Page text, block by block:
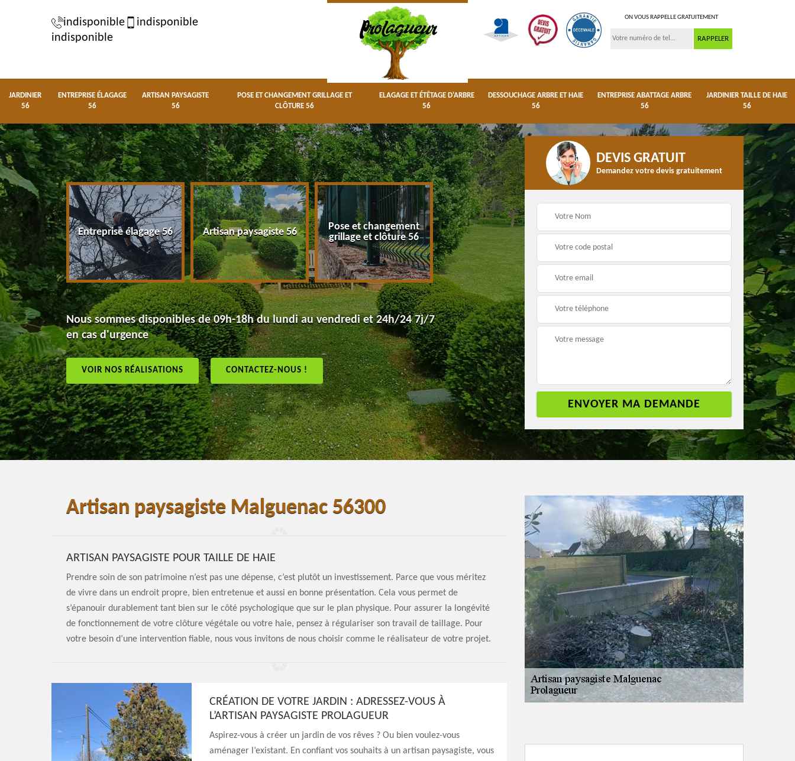
indisponible
indisponible
indisponible
ON VOUS RAPPELLE GRATUITEMENT
JARDINIER
56
ENTREPRISE ÉLAGAGE
56
ARTISAN PAYSAGISTE
56
POSE ET CHANGEMENT GRILLAGE ET
CLÔTURE 56
ELAGAGE ET ÉTÊTAGE D'ARBRE
56
DESSOUCHAGE ARBRE ET HAIE
56
ENTREPRISE ABATTAGE ARBRE
56
JARDINIER TAILLE DE HAIE
56
56 Entreprise élagage 56 Artisan paysagiste 56
Pose et changement
grillage et clôture 56
Elagage et étêtage
d'arbre 56
haie 56
Entreprise abattage
arbre 56
Nous sommes disponibles de 09h-18h du lundi au vendredi et 24h/24 7j/7
en cas d'urgence
VOIR NOS RÉALISATIONS CONTACTEZ-NOUS !
DEVIS GRATUIT
Demandez votre devis gratuitement
Artisan paysagiste Malguenac 56300
ARTISAN PAYSAGISTE POUR TAILLE DE HAIE
Prendre soin de son patrimoine n’est pas une dépense, c’est plutôt un investissement. Parce que vous méritez
de vivre dans un endroit propre, bien entretenue et aussi en bonne présentation. Cela vous permet de
s’épanouir durablement tant bien sur le côté psychologique que sur le plan physique. Pour assurer la longévité
de fonctionnement de votre clôture végétale ou votre haie, pensez à régulariser son travail de taillage. Pour
votre besoin d’une intervention fiable, nous vous invitons de nous choisir comme le réalisateur de votre projet.
CRÉATION DE VOTRE JARDIN : ADRESSEZ-VOUS À
L’ARTISAN PAYSAGISTE PROLAGUEUR
Aspirez-vous à créer un jardin de vos rêves ? Ou bien voulez-vous
aménager l’existant. En confiant vos souhaits à un artisan paysagiste, vous